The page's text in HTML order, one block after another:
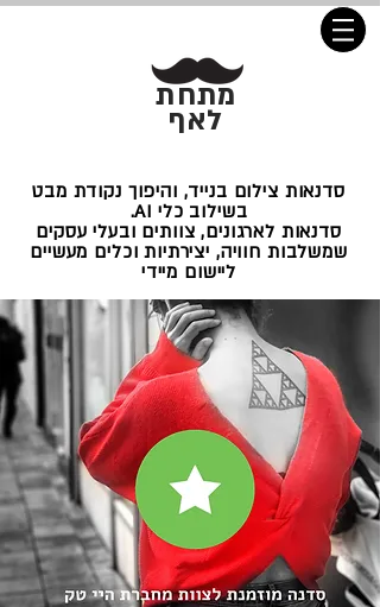
מתחת
לאף
סדנאות צילום בנייד, והיפוך נקודת מבט
בשילוב כלי AI.
סדנאות לארגונים, צוותים ובעלי עסקים
שמשלבות חוויה, יצירתיות וכלים מעשיים
ליישום מיידי